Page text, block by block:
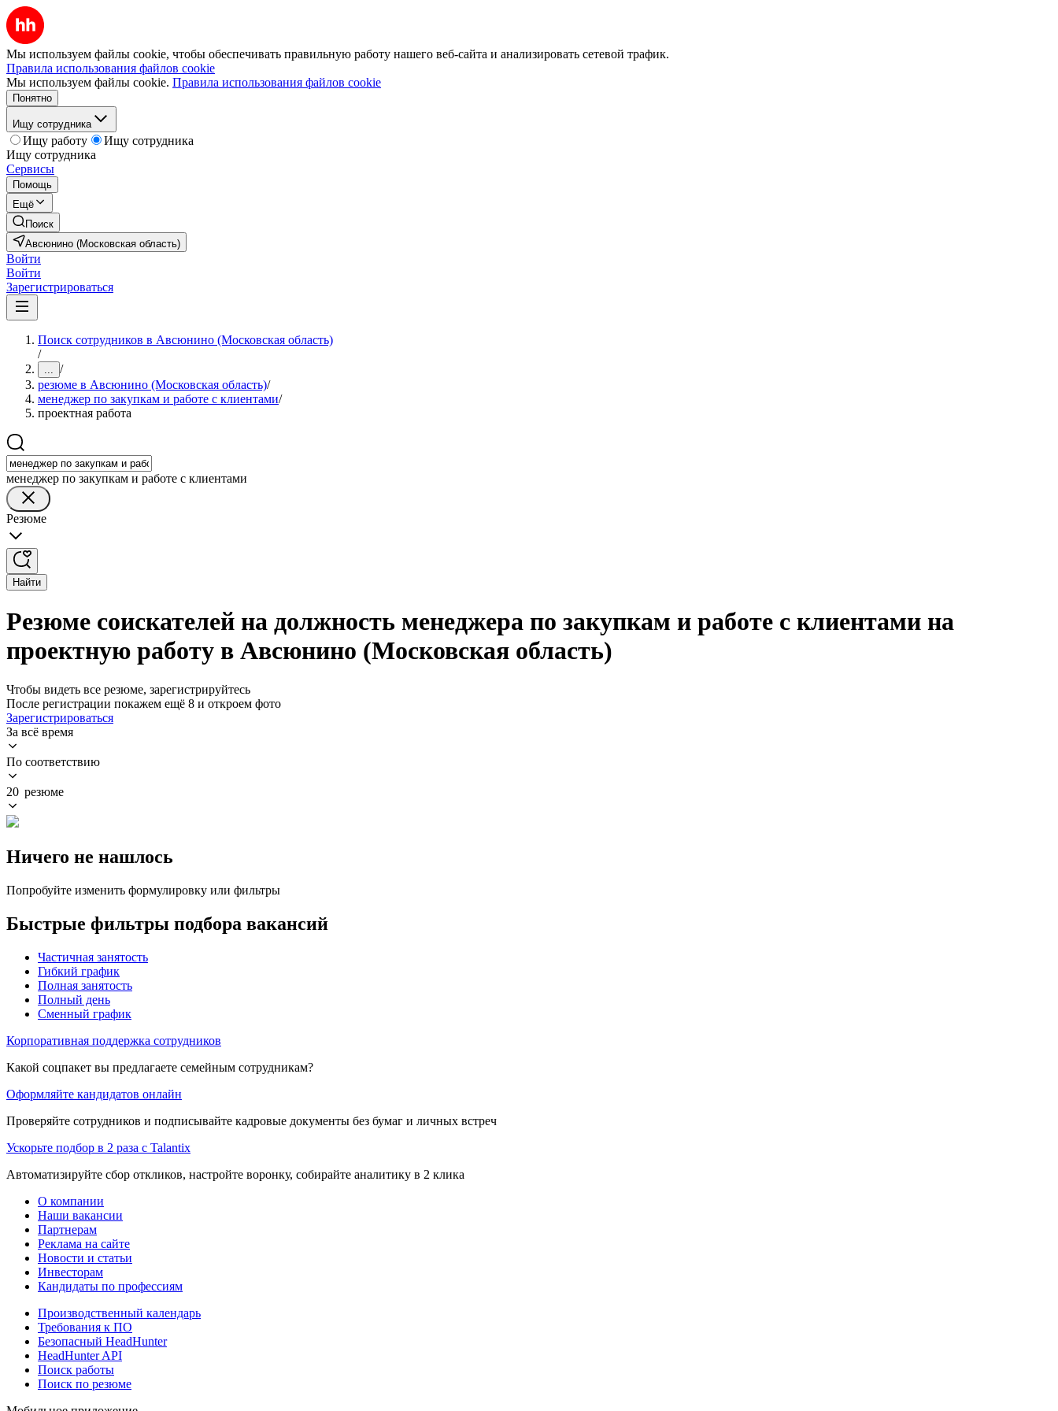
Мы используем файлы cookie, чтобы обеспечивать правильную работу нашего веб-сайта и анализировать сетевой трафик.
Правила использования файлов cookie
Мы используем файлы cookie. Правила использования файлов cookie
Понятно
Ищу сотрудника
Ищу работу
Ищу сотрудника
Ищу сотрудника
Сервисы
Помощь
Ещё
Поиск
Авсюнино (Московская область)
Войти
Войти
Зарегистрироваться
Поиск сотрудников в Авсюнино (Московская область)
/
... /
резюме в Авсюнино (Московская область)/
менеджер по закупкам и работе с клиентами/
проектная работа
менеджер по закупкам и работе с клиентами
Резюме
Найти
Резюме соискателей на должность менеджера по закупкам и работе с клиентами на
проектную работу в Авсюнино (Московская область)
Чтобы видеть все резюме, зарегистрируйтесь
После регистрации покажем ещё 8 и откроем фото
Зарегистрироваться
За всё время
По соответствию
20 резюме
Ничего не нашлось
Попробуйте изменить формулировку или фильтры
Быстрые фильтры подбора вакансий
Частичная занятость
Гибкий график
Полная занятость
Полный день
Сменный график
Корпоративная поддержка сотрудников
Какой соцпакет вы предлагаете семейным сотрудникам?
Оформляйте кандидатов онлайн
Проверяйте сотрудников и подписывайте кадровые документы без бумаг и личных встреч
Ускорьте подбор в 2 раза с Talantix
Автоматизируйте сбор откликов, настройте воронку, собирайте аналитику в 2 клика
О компании
Наши вакансии
Партнерам
Реклама на сайте
Новости и статьи
Инвесторам
Кандидаты по профессиям
Производственный календарь
Требования к ПО
Безопасный HeadHunter
HeadHunter API
Поиск работы
Поиск по резюме